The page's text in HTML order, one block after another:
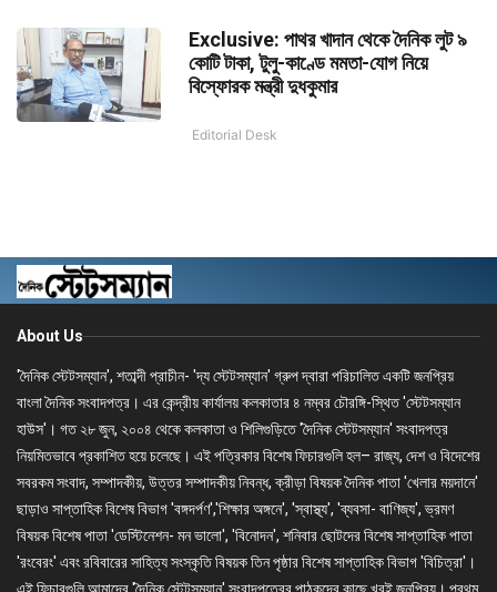
Exclusive: পাথর খাদান থেকে দৈনিক লুট ৯
কোটি টাকা, টুলু-কাণ্ডে মমতা-যোগ নিয়ে
বিস্ফোরক মন্ত্রী দুধকুমার
Editorial Desk
About Us
'দৈনিক স্টেটসম্যান', শতাব্দী প্রাচীন- 'দ্য স্টেটসম্যান' গ্রুপ দ্বারা পরিচালিত একটি জনপ্রিয়
বাংলা দৈনিক সংবাদপত্র। এর কেন্দ্রীয় কার্যালয় কলকাতার ৪ নম্বর চৌরঙ্গি-স্থিত 'স্টেটসম্যান
হাউস'। গত ২৮ জুন, ২০০৪ থেকে কলকাতা ও শিলিগুড়িতে 'দৈনিক স্টেটসম্যান' সংবাদপত্র
নিয়মিতভাবে প্রকাশিত হয়ে চলেছে। এই পত্রিকার বিশেষ ফিচারগুলি হল– রাজ্য, দেশ ও বিদেশের
সবরকম সংবাদ, সম্পাদকীয়, উত্তর সম্পাদকীয় নিবন্ধ, ক্রীড়া বিষয়ক দৈনিক পাতা 'খেলার ময়দানে'
ছাড়াও সাপ্তাহিক বিশেষ বিভাগ 'বঙ্গদর্পণ','শিক্ষার অঙ্গনে', 'স্বাস্থ্য', 'ব্যবসা- বাণিজ্য', ভ্রমণ
বিষয়ক বিশেষ পাতা 'ডেস্টিনেশন- মন ভালো', 'বিনোদন', শনিবার ছোটদের বিশেষ সাপ্তাহিক পাতা
'রংবেরং' এবং রবিবারের সাহিত্য সংস্কৃতি বিষয়ক তিন পৃষ্ঠার বিশেষ সাপ্তাহিক বিভাগ 'বিচিত্রা'।